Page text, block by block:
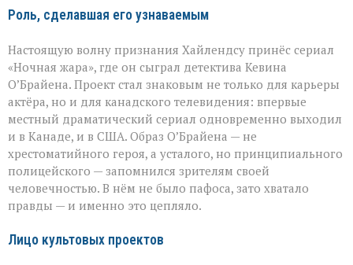
Роль, сделавшая его узнаваемым
Настоящую волну признания Хайлендсу принёс сериал
«Ночная жара», где он сыграл детектива Кевина
О’Брайена. Проект стал знаковым не только для карьеры
актёра, но и для канадского телевидения: впервые
местный драматический сериал одновременно выходил
и в Канаде, и в США. Образ О’Брайена — не
хрестоматийного героя, а усталого, но принципиального
полицейского — запомнился зрителям своей
человечностью. В нём не было пафоса, зато хватало
правды — и именно это цепляло.
Лицо культовых проектов